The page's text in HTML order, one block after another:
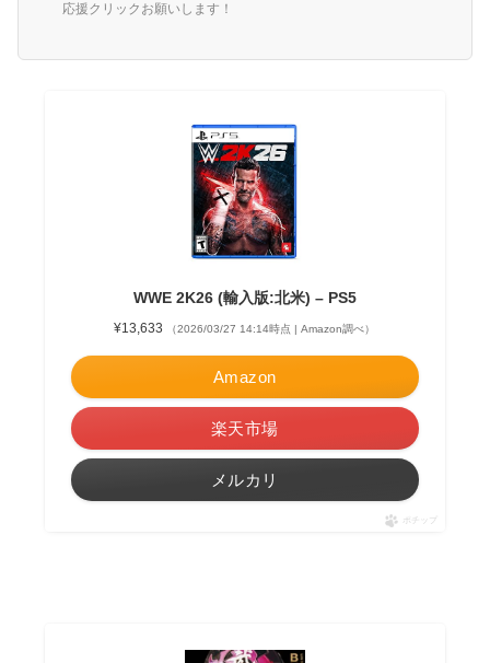
応援クリックお願いします！
WWE 2K26 (輸入版:北米) – PS5
¥13,633 （2026/03/27 14:14時点 | Amazon調べ）
Amazon
楽天市場
メルカリ
ポチップ